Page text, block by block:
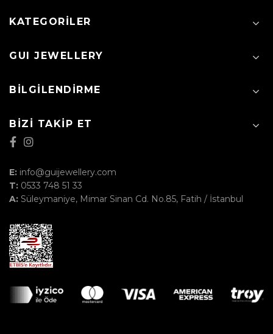
KATEGORILER
GUI JEWELLERY
BILGILENDIRME
BIZI TAKIP ET
E: info@guijewellery.com
T: 0533 748 51 33
A: Süleymaniye, Mimar Sinan Cd. No.85, Fatih / İstanbul